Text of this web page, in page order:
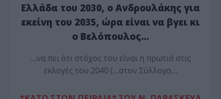
Ελλάδα του 2030, ο Ανδρουλάκης για
εκείνη του 2035, ώρα είναι να βγει κι
ο Βελόπουλος…
…να πει ότι στόχος του είναι η πρωτιά στις
εκλογές του 2040 (…στον Σύλλογο…